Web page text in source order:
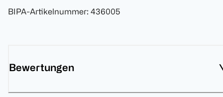
BIPA-Artikelnummer: 436005
Bewertungen